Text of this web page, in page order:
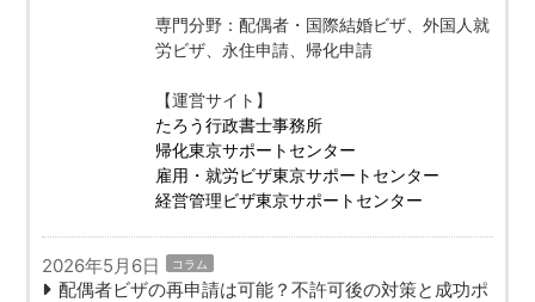
専門分野：配偶者・国際結婚ビザ、外国人就
労ビザ、永住申請、帰化申請
【運営サイト】
たろう行政書士事務所
帰化東京サポートセンター
雇用・就労ビザ東京サポートセンター
経営管理ビザ東京サポートセンター
2026年5月6日 コラム
配偶者ビザの再申請は可能？不許可後の対策と成功ポ